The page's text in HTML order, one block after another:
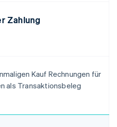
Zahlung
Kauf Rechnungen für
als Transaktionsbeleg